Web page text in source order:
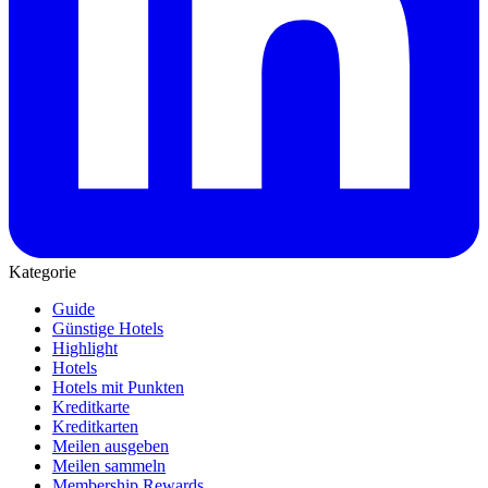
Kategorie
Guide
Günstige Hotels
Highlight
Hotels
Hotels mit Punkten
Kreditkarte
Kreditkarten
Meilen ausgeben
Meilen sammeln